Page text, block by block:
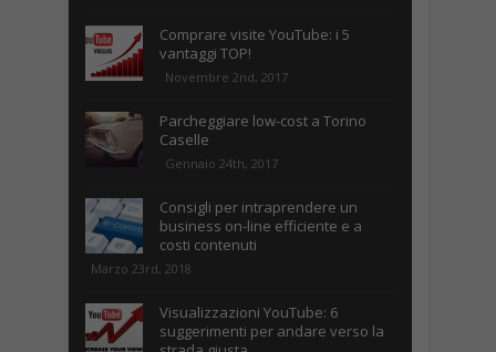
Comprare visite YouTube: i 5
vantaggi TOP!
Novembre 2nd, 2017
Parcheggiare low-cost a Torino
Caselle
Gennaio 24th, 2017
Consigli per intraprendere un
business on-line efficiente e a
costi contenuti
Marzo 23rd, 2018
Visualizzazioni YouTube: 6
suggerimenti per andare verso la